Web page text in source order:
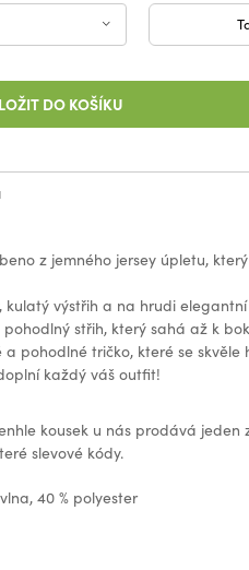
DO KOŠÍKU
z jemného jersey úpletu,
kulatý výstřih a na hrudi
střih, který sahá až k
a pohodlné tričko, které se
každý váš outfit!
kousek u nás prodává
slevové kódy.
40 % polyester